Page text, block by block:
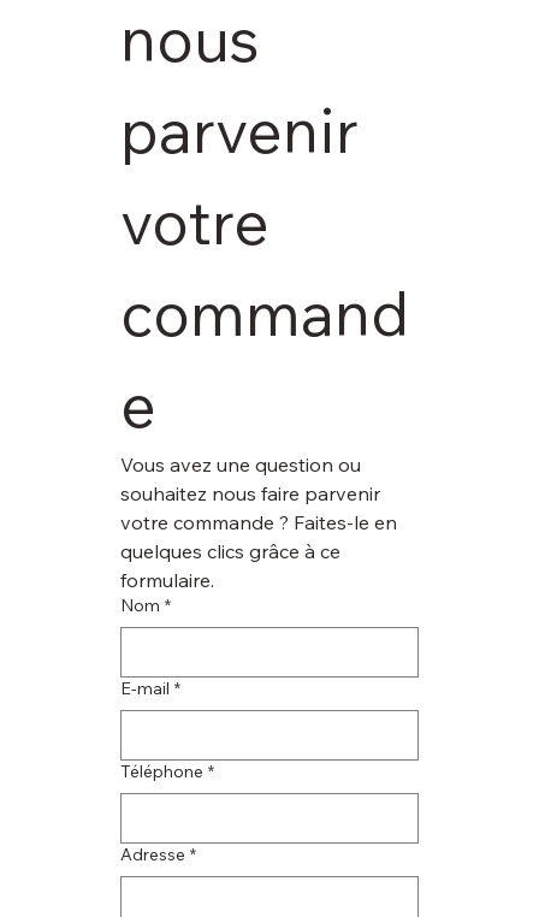
nous
parvenir
votre
command
e
Vous avez une question ou
souhaitez nous faire parvenir
votre commande ? Faites-le en
quelques clics grâce à ce
formulaire.
Nom *
E‑mail *
Téléphone *
Adresse *